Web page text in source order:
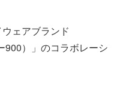
ェアブランド
900）」のコラボレーシ